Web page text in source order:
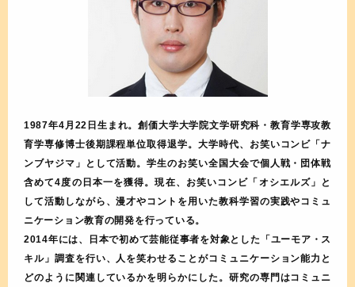
1987年4月22日生まれ。創価大学大学院文学研究科・教育学専攻教
育学専修博士後期課程単位取得退学。大学時代、お笑いコンビ「ナ
ンブヤジマ」として活動。学生のお笑い全国大会で個人戦・団体戦
含めて4度の日本一を獲得。現在、お笑いコンビ「オシエルズ」と
して活動しながら、漫才やコントを用いた教科学習の実践やコミュ
ニケーション教育の開発を行っている。
2014年には、日本で初めて芸能従事者を対象とした「ユーモア・ス
キル」調査を行い、人を笑わせることがコミュニケーション能力と
どのように関連しているかを明らかにした。研究の専門はコミュニ